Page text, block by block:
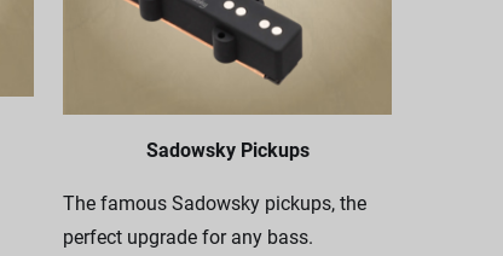
Sadowsky Pickups
The famous Sadowsky pickups, the
perfect upgrade for any bass.